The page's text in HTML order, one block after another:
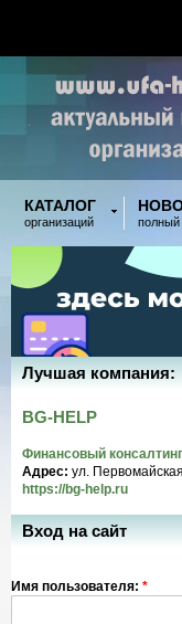
КАТАЛОГ
организаций полный
Лучшая компания:
BG-HELP
Финансовый консалтинг
Адрес: ул.
https://bg-help.ru
Вход на сайт
Имя пользователя: *